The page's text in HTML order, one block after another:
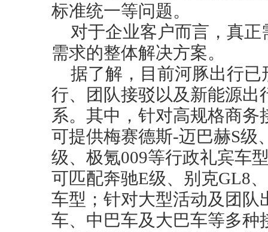
标准统一等问题。
对于企业客户而言，真
需求的整体解决方案。
据了解，目前河豚出行
行、团队接驳以及新能源出
系。其中，针对高规格商
可提供梅赛德斯-迈巴赫S级
级、极氪009等行政礼宾车
可匹配奔驰E级、别克GL8
车型；针对大型活动及团队
车、中巴车及大巴车等多